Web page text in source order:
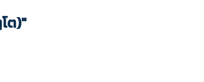
ต)"